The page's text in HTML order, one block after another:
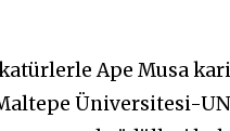
Ape Musa
Üniversitesi-